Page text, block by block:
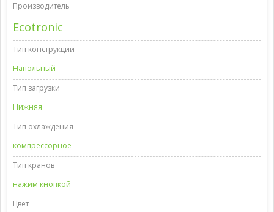
Производитель
Ecotronic
Тип конструкции
Напольный
Тип загрузки
Нижняя
Тип охлаждения
компрессорное
Тип кранов
нажим кнопкой
Цвет